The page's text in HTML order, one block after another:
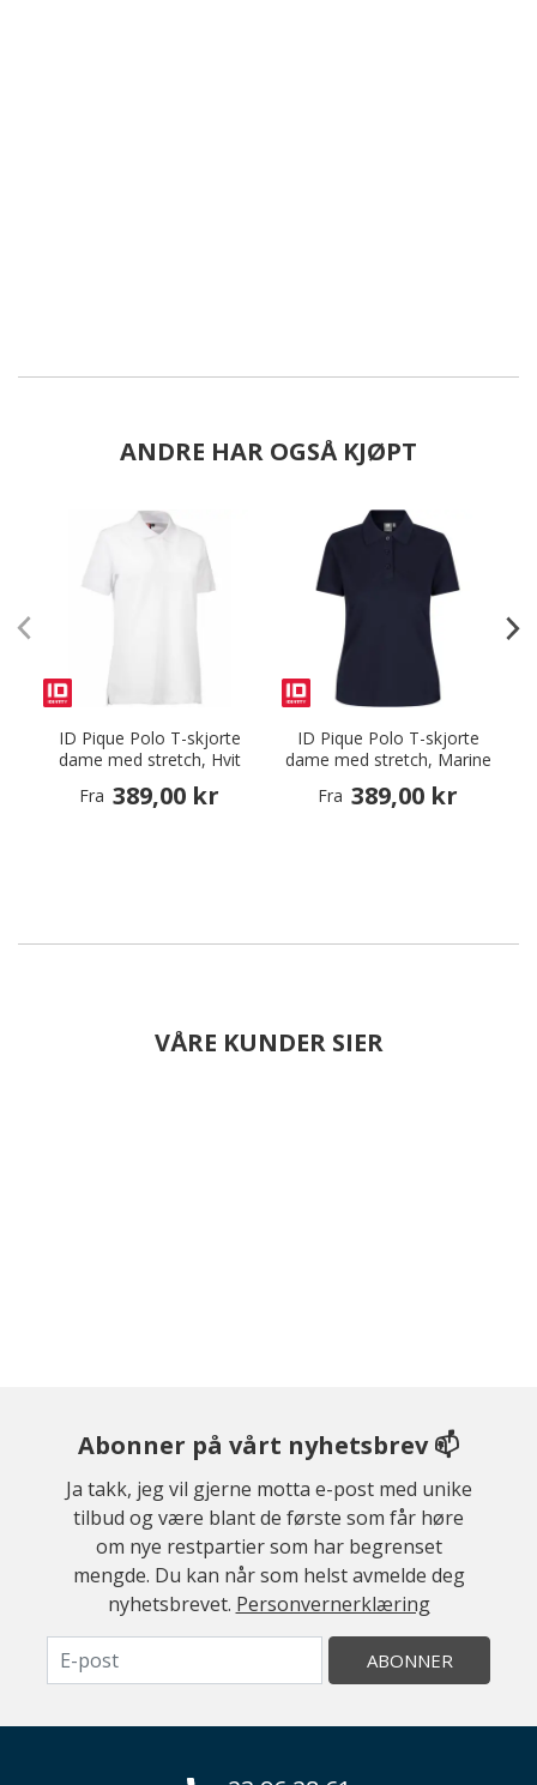
ANDRE HAR OGSÅ KJØPT
ID Pique Polo T-skjorte
dame med stretch, Hvit
Fra 389,00 kr
ID Pique Polo T-skjorte
dame med stretch, Marine
Fra 389,00 kr
VÅRE KUNDER SIER
Abonner på vårt nyhetsbrev 📫
Ja takk, jeg vil gjerne motta e-post med unike
tilbud og være blant de første som får høre
om nye restpartier som har begrenset
mengde. Du kan når som helst avmelde deg
nyhetsbrevet. Personvernerklæring
ABONNER